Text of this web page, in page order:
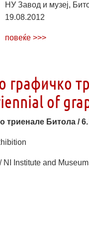
НУ Завод и музеј,
19.08.2012
повеќе >>>
графичко
of
триенале Битола /
NI Institute and